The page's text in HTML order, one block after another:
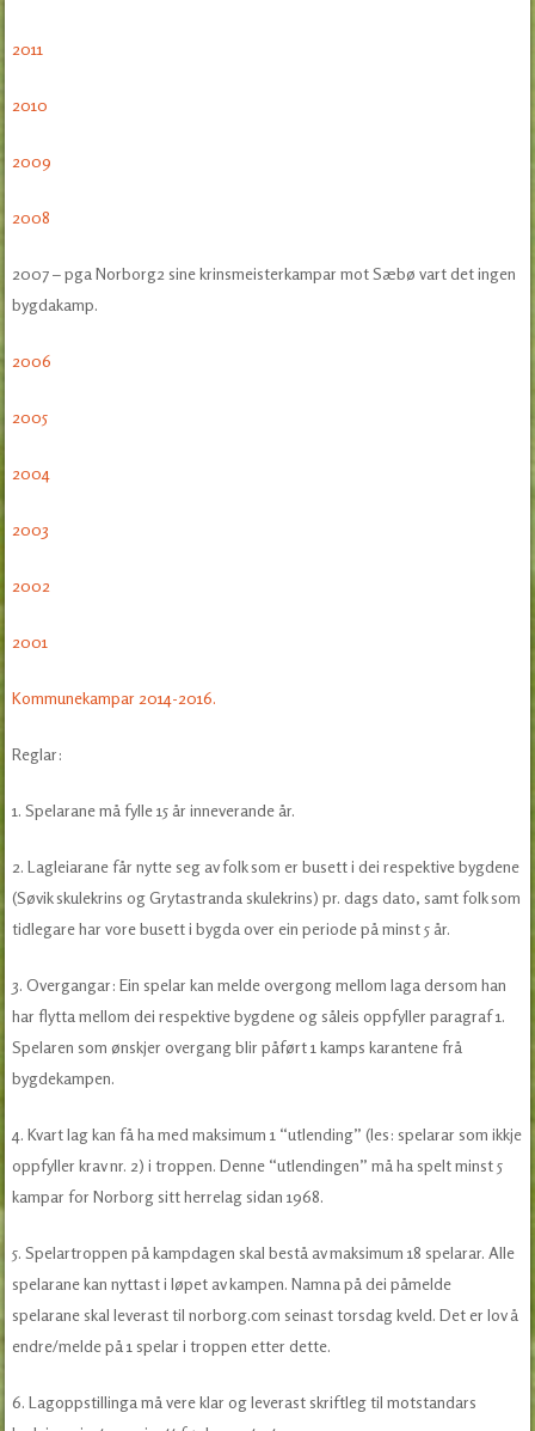
2011
2010
2009
2008
2007 – pga Norborg2 sine krinsmeisterkampar mot Sæbø vart det ingen
bygdakamp.
2006
2005
2004
2003
2002
2001
Kommunekampar 2014-2016.
Reglar:
1. Spelarane må fylle 15 år inneverande år.
2. Lagleiarane får nytte seg av folk som er busett i dei respektive bygdene
(Søvik skulekrins og Grytastranda skulekrins) pr. dags dato, samt folk som
tidlegare har vore busett i bygda over ein periode på minst 5 år.
3. Overgangar: Ein spelar kan melde overgong mellom laga dersom han
har flytta mellom dei respektive bygdene og såleis oppfyller paragraf 1.
Spelaren som ønskjer overgang blir påført 1 kamps karantene frå
bygdekampen.
4. Kvart lag kan få ha med maksimum 1 “utlending” (les: spelarar som ikkje
oppfyller krav nr. 2) i troppen. Denne “utlendingen” må ha spelt minst 5
kampar for Norborg sitt herrelag sidan 1968.
5. Spelartroppen på kampdagen skal bestå av maksimum 18 spelarar. Alle
spelarane kan nyttast i løpet av kampen. Namna på dei påmelde
spelarane skal leverast til norborg.com seinast torsdag kveld. Det er lov å
endre/melde på 1 spelar i troppen etter dette.
6. Lagoppstillinga må vere klar og leverast skriftleg til motstandars